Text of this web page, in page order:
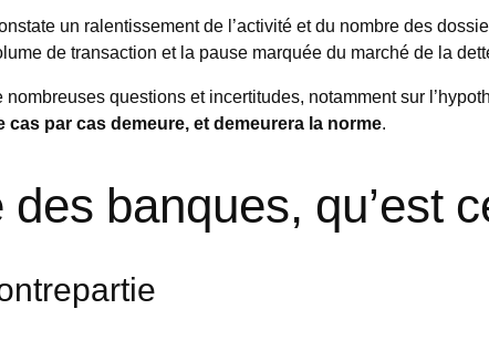
un ralentissement de l’activité et du nombre des
de transaction et la pause marquée du marché de la
questions et incertitudes, notamment sur
cas par cas demeure, et demeurera la norme.
des banques, qu’est